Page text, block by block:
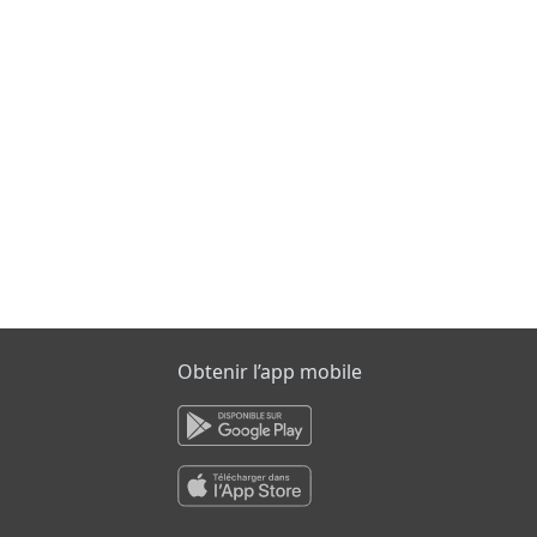
Obtenir l’app mobile